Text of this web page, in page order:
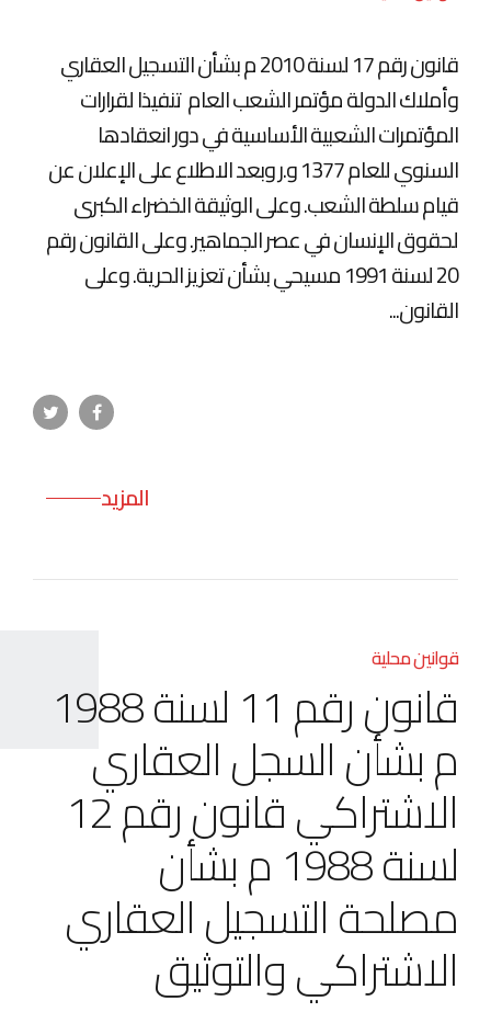
قانون رقم 17 لسنة 2010 م بشأن التسجيل العقاري
وأملاك الدولة مؤتمر الشعب العام تنفيذا لقرارات
المؤتمرات الشعبية الأساسية في دور انعقادها
السنوي للعام 1377 و.ر وبعد الاطلاع على الإعلان عن
قيام سلطة الشعب. وعلى الوثيقة الخضراء الكبرى
لحقوق الإنسان في عصر الجماهير. وعلى القانون رقم
20 لسنة 1991 مسيحي بشأن تعزيز الحرية. وعلى
القانون...
المزيد
قوانين محلية
قانون رقم 11 لسنة 1988
م بشأن السجل العقاري
الاشتراكي قانون رقم 12
لسنة 1988 م بشأن
مصلحة التسجيل العقاري
الاشتراكي والتوثيق